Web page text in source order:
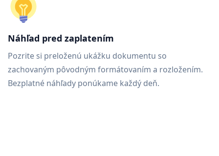
Náhľad pred zaplatením
Pozrite si preloženú ukážku dokumentu so
zachovaným pôvodným formátovaním a rozložením.
Bezplatné náhľady ponúkame každý deň.